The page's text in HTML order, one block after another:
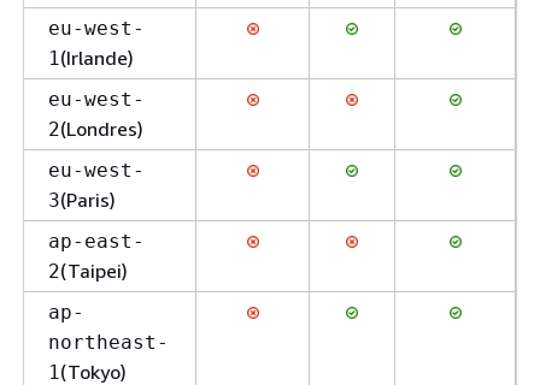
eu-west-
1(Irlande)
eu-west-
2(Londres)
eu-west-
3(Paris)
ap-east-
2(Taipei)
ap-
northeast-
1(Tokyo)